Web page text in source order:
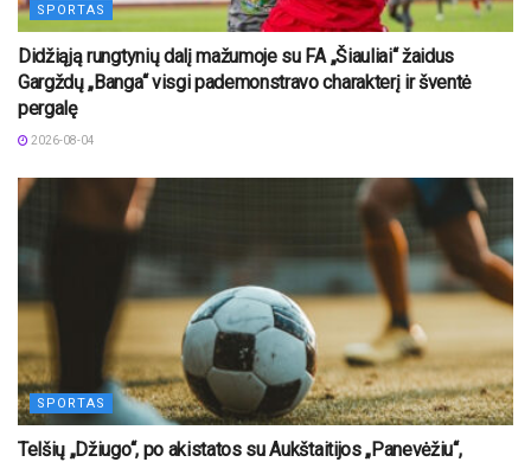
SPORTAS
Didžiąją rungtynių dalį mažumoje su FA „Šiauliai“ žaidus
Gargždų „Banga“ visgi pademonstravo charakterį ir šventė
pergalę
2026-08-04
SPORTAS
Telšių „Džiugo“, po akistatos su Aukštaitijos „Panevėžiu“,